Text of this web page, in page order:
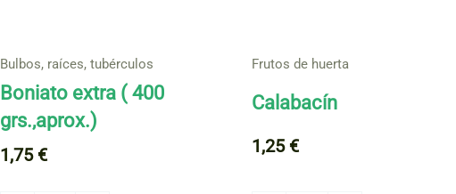
Bulbos, raíces, tubérculos
Boniato extra ( 400
grs.,aprox.)
1,75 €
Frutos de huerta
Calabacín
1,25 €